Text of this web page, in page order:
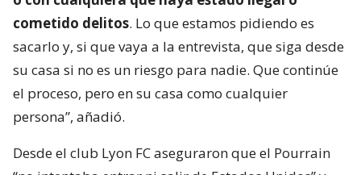
cometido delitos. Lo que estamos pidiendo es
sacarlo y, si que vaya a la entrevista, que siga desde
su casa si no es un riesgo para nadie. Que continúe
el proceso, pero en su casa como cualquier
persona”, añadió.
Desde el club Lyon FC aseguraron que el Pourrain